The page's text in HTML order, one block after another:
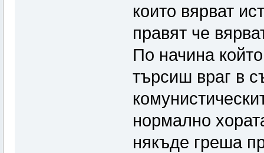
които вярват
правят че
По начина
търсиш враг в
нормално
някъде греша